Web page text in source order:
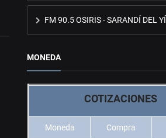
FM 90.5 OSIRIS - SARANDÍ DEL YÍ
MONEDA
COTIZACIONES
Moneda Compra